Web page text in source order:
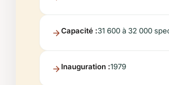
Capacité :31 600 à 32 000
Inauguration :1979